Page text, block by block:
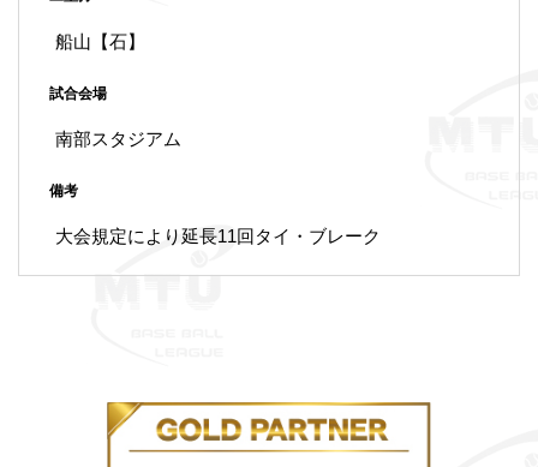
船山【石】
試合会場
南部スタジアム
備考
大会規定により延長11回タイ・ブレーク